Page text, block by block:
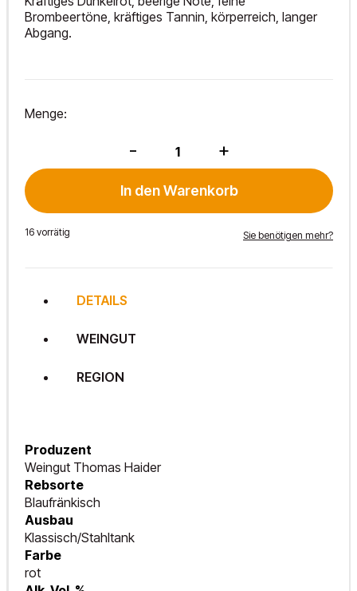
Brombeertöne, kräftiges Tannin, körperreich, langer
Abgang.
Menge:
-
Pfarrweingarten"
2023
+
In den Warenkorb
16 vorrätig Sie benötigen mehr?
DETAILS
WEINGUT
REGION
Produzent
Weingut Thomas Haider
Rebsorte
Blaufränkisch
Ausbau
Klassisch/Stahltank
Farbe
rot